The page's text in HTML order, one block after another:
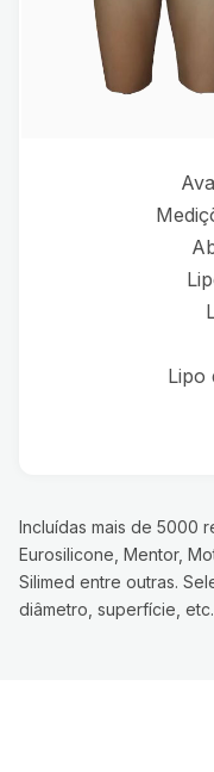
Lipo
Incluídas mais de 5000
Eurosilicone, Mentor,
Silimed entre outras.
diâmetro, superfície, etc.